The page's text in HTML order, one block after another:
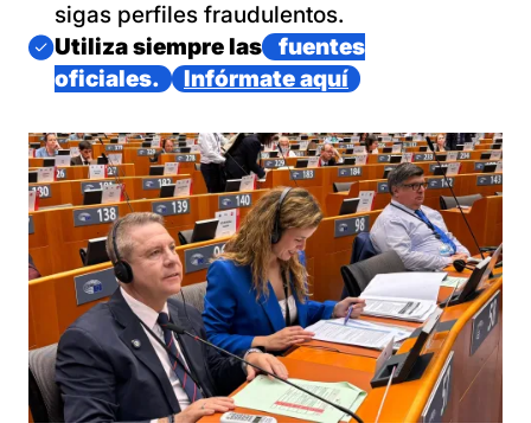
sigas perfiles fraudulentos.
Imagen
Utiliza siempre las
fuentes
oficiales.
Infórmate aquí